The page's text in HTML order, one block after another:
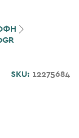
SKU: 12275684